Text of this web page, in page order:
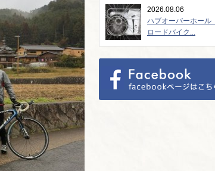
2026.08.06
ハブオーバーホール
ロードバイク...